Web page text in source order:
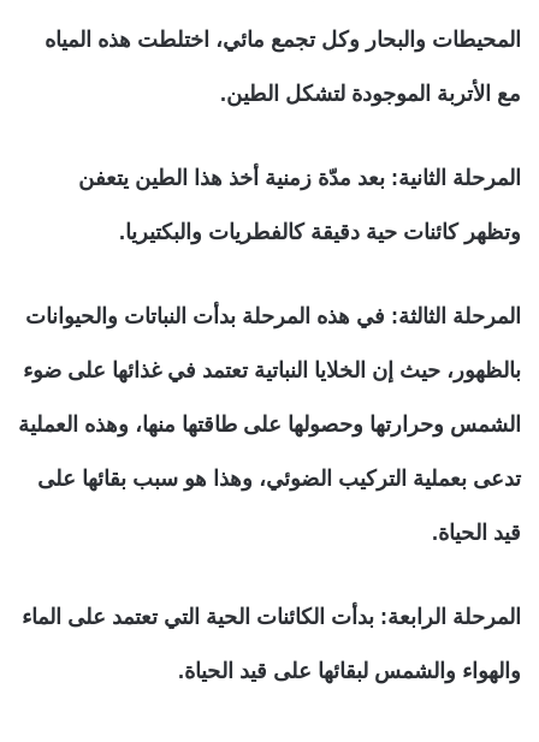
المحيطات والبحار وكل تجمع مائي، اختلطت هذه المياه
مع الأتربة الموجودة لتشكل الطين.
المرحلة الثانية: بعد مدّة زمنية أخذ هذا الطين يتعفن
وتظهر كائنات حية دقيقة كالفطريات والبكتيريا.
المرحلة الثالثة: في هذه المرحلة بدأت النباتات والحيوانات
بالظهور، حيث إن الخلايا النباتية تعتمد في غذائها على ضوء
الشمس وحرارتها وحصولها على طاقتها منها، وهذه العملية
تدعى بعملية التركيب الضوئي، وهذا هو سبب بقائها على
قيد الحياة.
المرحلة الرابعة: بدأت الكائنات الحية التي تعتمد على الماء
والهواء والشمس لبقائها على قيد الحياة.